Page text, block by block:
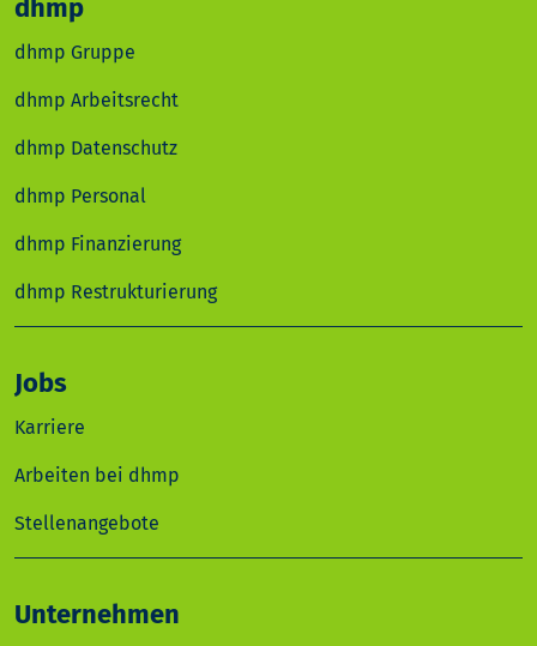
dhmp
dhmp Gruppe
dhmp Arbeitsrecht
dhmp Datenschutz
dhmp Personal
dhmp Finanzierung
dhmp Restrukturierung
Jobs
Karriere
Arbeiten bei dhmp
Stellenangebote
Unternehmen